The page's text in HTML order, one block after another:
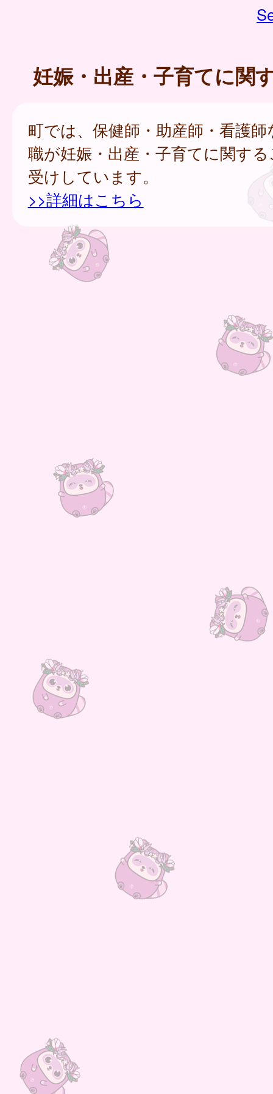
妊娠・出産・子育てに関
町では、保健師・助産師・看護
職が妊娠・出産・子育てに関す
受けしています。
>>詳細はこちら